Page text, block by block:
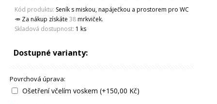
Kód produktu: Seník s miskou, napáječkou a prostorem pro WC
🥕 Za nákup získáte 38mrkviček.
Skladová dostupnost: 1 ks
Dostupné varianty:
Povrchová úprava:
Ošetření včelím voskem (+150,00 Kč)